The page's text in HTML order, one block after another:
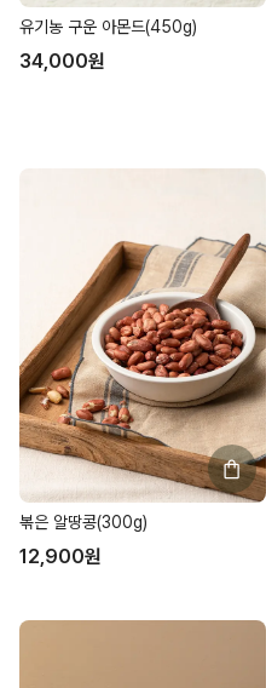
유기농 구운 아몬드(450g)
34,000원
볶은 알땅콩(300g)
12,900원